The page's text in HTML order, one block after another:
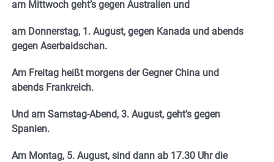
am Mittwoch geht’s gegen Australien und
am Donnerstag, 1. August, gegen Kanada und abends
gegen Aserbaidschan.
Am Freitag heißt morgens der Gegner China und
abends Frankreich.
Und am Samstag-Abend, 3. August, geht’s gegen
Spanien.
Am Montag, 5. August, sind dann ab 17.30 Uhr die